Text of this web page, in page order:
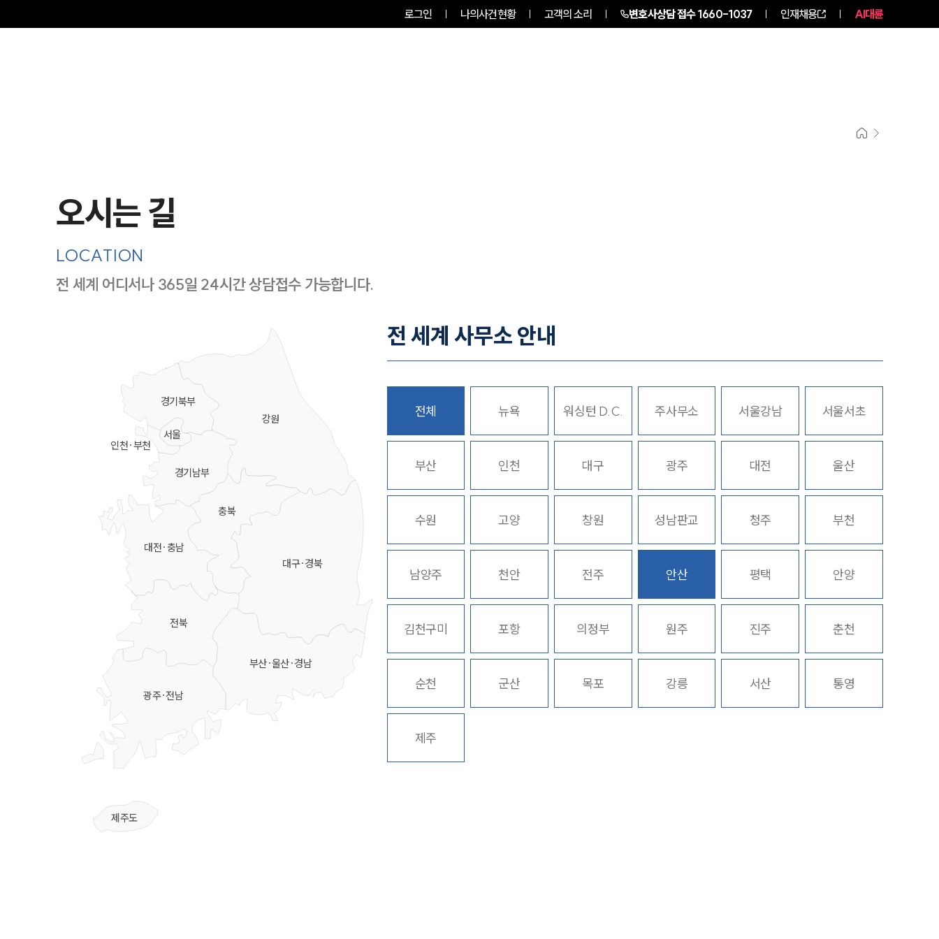
로그인 나의사건현황 고객의 소리 변호사상담 접수1660-1037 인재채용 AI대륜
주요 업무사례
사례분석/최신동향
법률정보
법률지식인
고객후기
업무분야
기업회생파산그룹 업무
전체
구성원 소개
법인회생파산전문변호사
오시는 길
LOCATION
전 세계 어디서나 365일 24시간 상담접수 가능합니다.
강원
충북
대전·충남
대구·경북
부산·울산·경남
전북
광주·전남
제주도
경기북부
경기남부
서울
인천·부천
전 세계 사무소 안내
전체 뉴욕 워싱턴 D.C. 주사무소 서울강남 서울서초
부산 인천 대구 광주 대전 울산
수원 고양 창원 성남판교 청주 부천
남양주 천안 전주 안산 평택 안양
김천구미 포항 의정부 원주 진주 춘천
순천 군산 목포 강릉 서산 통영
제주